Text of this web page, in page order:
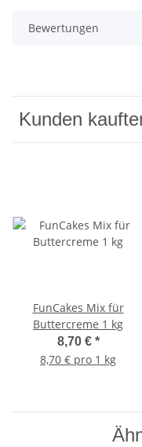
Bewertungen
Kunden
FunCakes Mix für
Buttercreme 1 kg
8,70 € *
8,70 € pro 1 kg